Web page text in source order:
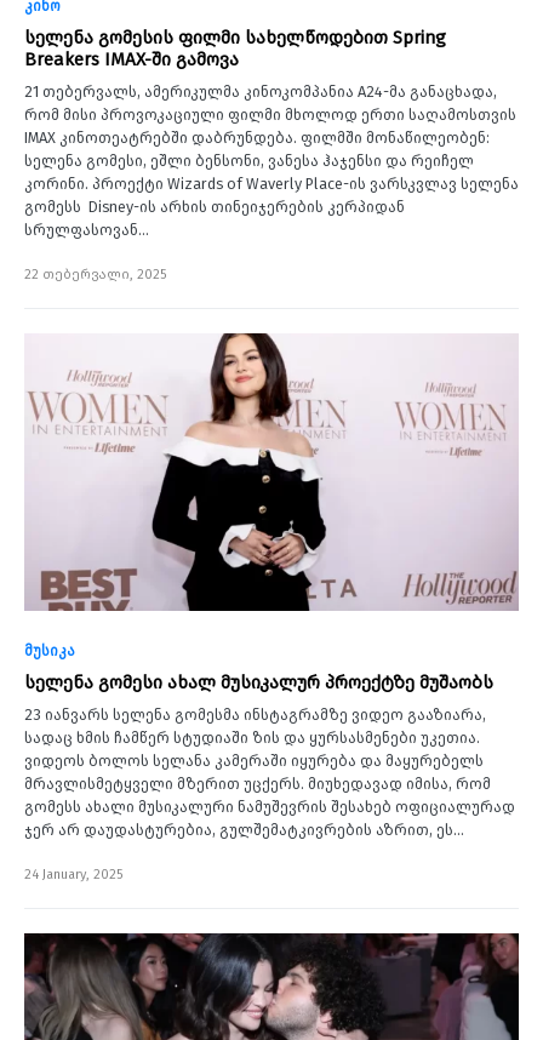
კინო
სელენა გომესის ფილმი სახელწოდებით Spring
Breakers IMAX-ში გამოვა
21 თებერვალს, ამერიკულმა კინოკომპანია A24-მა განაცხადა,
რომ მისი პროვოკაციული ფილმი მხოლოდ ერთი საღამოსთვის
IMAX კინოთეატრებში დაბრუნდება. ფილმში მონაწილეობენ:
სელენა გომესი, ეშლი ბენსონი, ვანესა ჰაჯენსი და რეიჩელ
კორინი. პროექტი Wizards of Waverly Place-ის ვარსკვლავ სელენა
გომესს Disney-ის არხის თინეიჯერების კერპიდან
სრულფასოვან…
22 თებერვალი, 2025
მუსიკა
სელენა გომესი ახალ მუსიკალურ პროექტზე მუშაობს
23 იანვარს სელენა გომესმა ინსტაგრამზე ვიდეო გააზიარა,
სადაც ხმის ჩამწერ სტუდიაში ზის და ყურსასმენები უკეთია.
ვიდეოს ბოლოს სელანა კამერაში იყურება და მაყურებელს
მრავლისმეტყველი მზერით უცქერს. მიუხედავად იმისა, რომ
გომესს ახალი მუსიკალური ნამუშევრის შესახებ ოფიციალურად
ჯერ არ დაუდასტურებია, გულშემატკივრების აზრით, ეს…
24 January, 2025